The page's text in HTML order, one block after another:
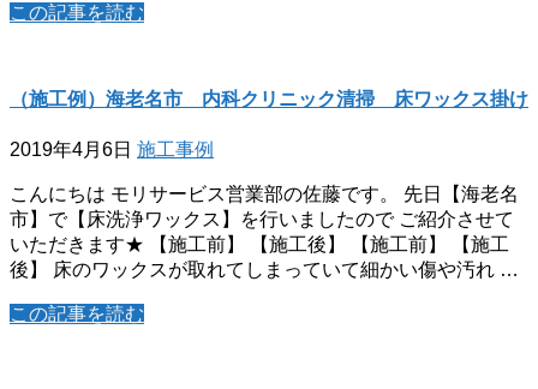
この記事を読む
（施工例）海老名市 内科クリニック清掃 床ワックス掛け
2019年4月6日 施工事例
こんにちは モリサービス営業部の佐藤です。 先日【海老名
市】で【床洗浄ワックス】を行いましたので ご紹介させて
いただきます★ 【施工前】 【施工後】 【施工前】 【施工
後】 床のワックスが取れてしまっていて細かい傷や汚れ …
この記事を読む